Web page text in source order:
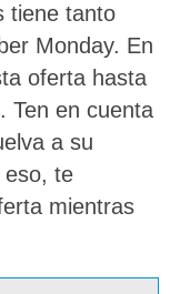
tiene tanto
Monday. En
oferta hasta
Ten en cuenta
a su
eso, te
mientras